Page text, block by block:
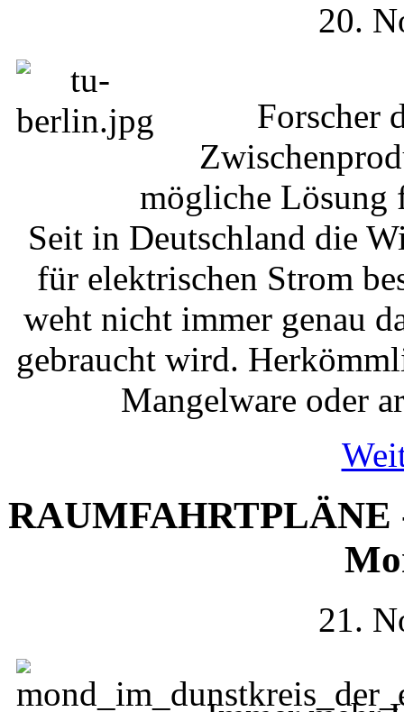
20.
Forscher
mögliche Lösung
Seit in Deutschland die
für elektrischen Strom
weht nicht immer genau
gebraucht wird.
Mangelware oder
RAUMFAHRTPLÄNE
21.